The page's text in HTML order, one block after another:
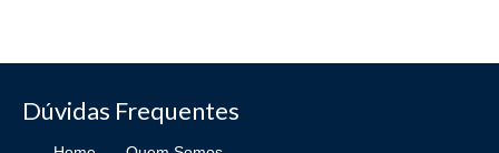
Dúvidas Frequentes